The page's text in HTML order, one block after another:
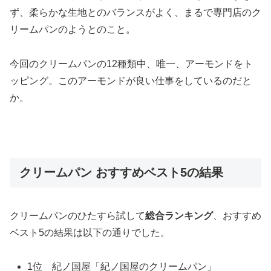
ず、柔らかな生地とのバランスがよく、まるで専門店のク
リームパンのようとのこと。
今回のクリームパンの12種類中、唯一、アーモンドをト
ッピング。このアーモンドが良い仕事をしているのだと
か。
クリームパン おすすめベスト5の結果
クリームパンのひたすら試して総合ランキング、おすすめ
ベスト5の結果は以下の通りでした。
1位 紀ノ国屋「紀ノ国屋のクリームパン」